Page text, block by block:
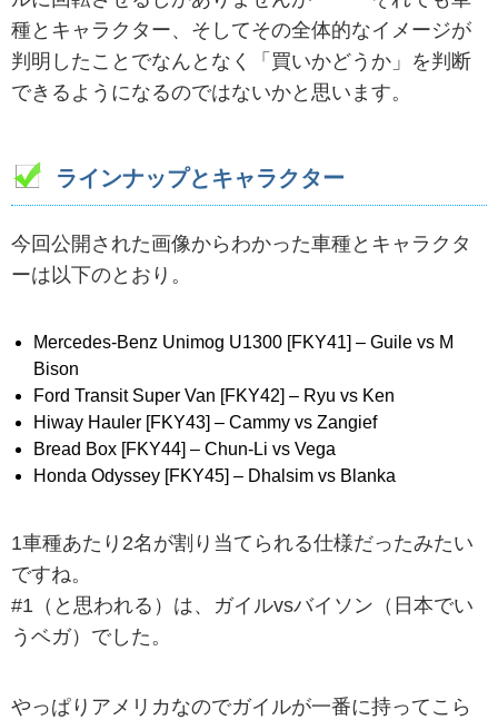
種とキャラクター、そしてその全体的なイメージが
判明したことでなんとなく「買いかどうか」を判断
できるようになるのではないかと思います。
ラインナップとキャラクター
今回公開された画像からわかった車種とキャラクタ
ーは以下のとおり。
Mercedes-Benz Unimog U1300 [FKY41] – Guile vs M
Bison
Ford Transit Super Van [FKY42] – Ryu vs Ken
Hiway Hauler [FKY43] – Cammy vs Zangief
Bread Box [FKY44] – Chun-Li vs Vega
Honda Odyssey [FKY45] – Dhalsim vs Blanka
1車種あたり2名が割り当てられる仕様だったみたい
ですね。
#1（と思われる）は、ガイルvsバイソン（日本でい
うベガ）でした。
やっぱりアメリカなのでガイルが一番に持ってこら